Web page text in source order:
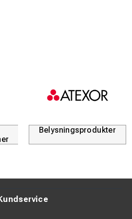
Belysningsprodukter